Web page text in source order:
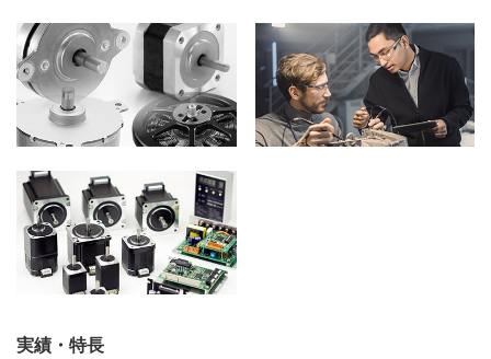
実績・特長